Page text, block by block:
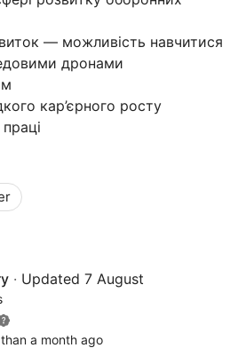
— можливість навчитися
дронами
кар’єрного росту
· Updated 7 August
a month ago